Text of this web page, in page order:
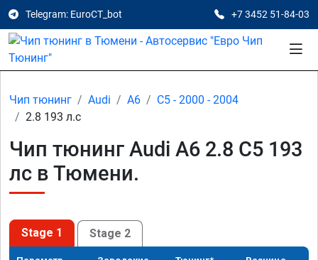
Telegram: EuroCT_bot +7 3452 51-84-03
Чип тюнинг Audi A6
C5 - 2000 - 2004
2.8 193 л.с
Чип тюнинг Audi A6 2.8 C5 193
лс в Тюмени.
Stage 1 Stage 2